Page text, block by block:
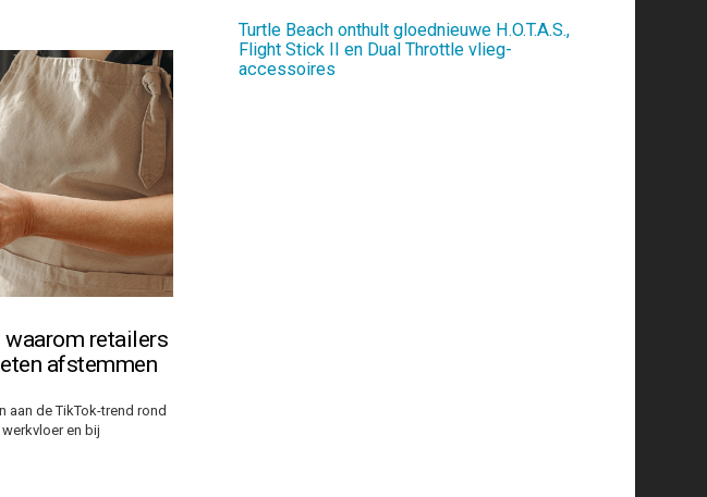
waarom retailers
afstemmen
aan de TikTok-trend rond
en bij
Turtle Beach onthult gloednieuwe H.O.T.A.S.,
Flight Stick II en Dual Throttle vlieg-
accessoires